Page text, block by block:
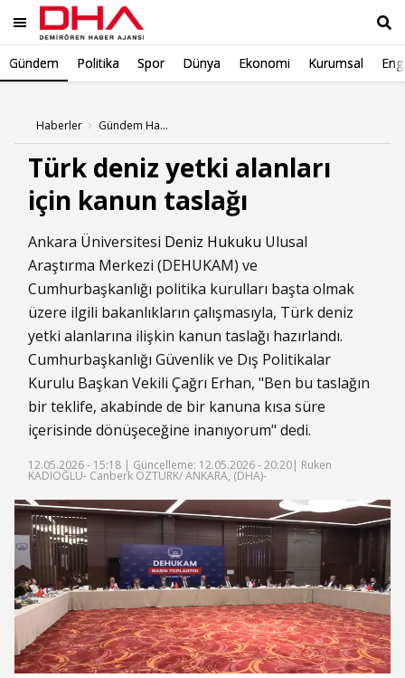
Gündem Politika Spor Dünya Ekonomi Kurumsal
Haberler Gündem Haberleri
Türk deniz yetki alanları
için kanun taslağı
Ankara Üniversitesi Deniz Hukuku Ulusal
Araştırma Merkezi (DEHUKAM) ve
Cumhurbaşkanlığı politika kurulları başta olmak
üzere ilgili bakanlıkların çalışmasıyla, Türk deniz
yetki alanlarına ilişkin kanun taslağı hazırlandı.
Cumhurbaşkanlığı Güvenlik ve Dış Politikalar
Kurulu Başkan Vekili Çağrı Erhan, "Ben bu taslağın
bir teklife, akabinde de bir kanuna kısa süre
içerisinde dönüşeceğine inanıyorum" dedi.
12.05.2026 - 15:18 | Güncelleme: 12.05.2026 - 20:20| Ruken
KADIOĞLU- Canberk ÖZTÜRK/ ANKARA, (DHA)-